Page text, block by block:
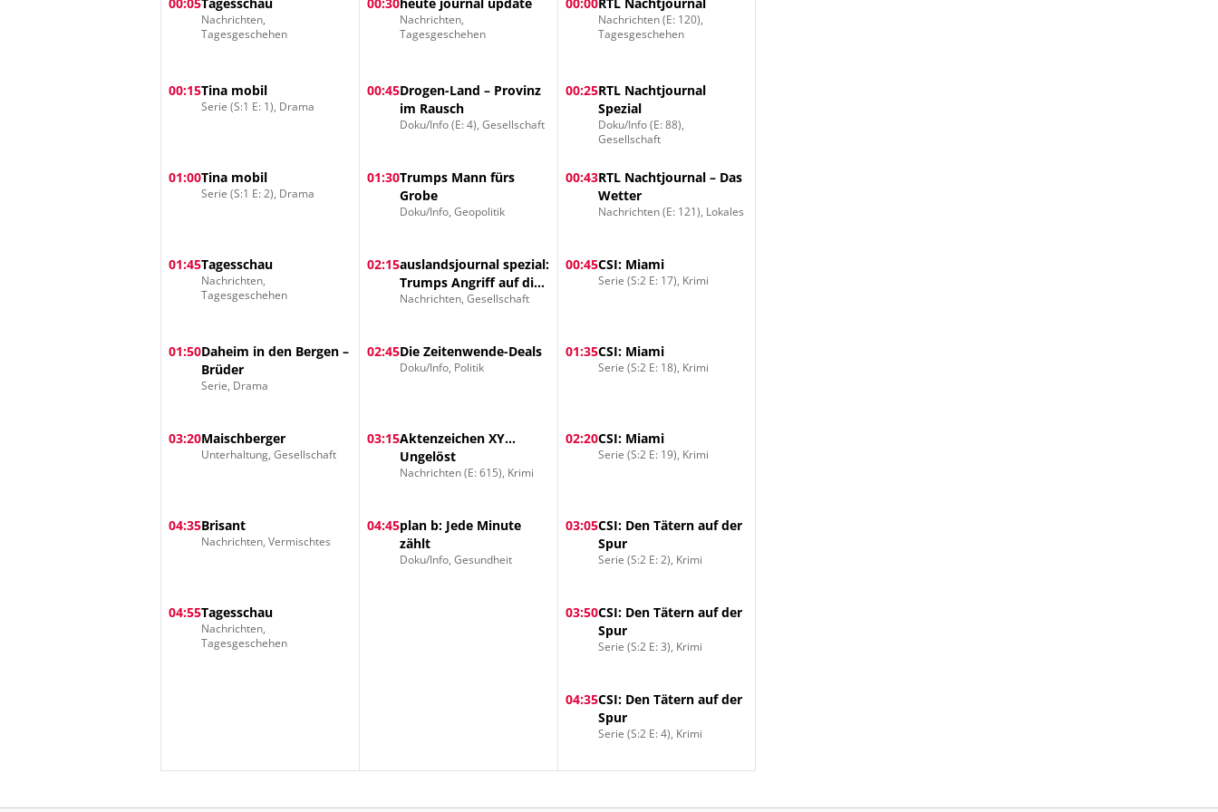
Nachrichten,
Tagesgeschehen
00:15Tina mobil
Serie (S:1 E: 1), Drama
01:00Tina mobil
Serie (S:1 E: 2), Drama
01:45Tagesschau
Nachrichten,
Tagesgeschehen
01:50Daheim in den Bergen –
Brüder
Serie, Drama
03:20Maischberger
Unterhaltung, Gesellschaft
04:35Brisant
Nachrichten, Vermischtes
04:55Tagesschau
Nachrichten,
Tagesgeschehen
Nachrichten,
Tagesgeschehen
00:45Drogen-Land – Provinz
im Rausch
Doku/Info (E: 4), Gesellschaft
01:30Trumps Mann fürs
Grobe
Doku/Info, Geopolitik
02:15auslandsjournal spezial:
Trumps Angriff auf die
Mullahs
Nachrichten, Gesellschaft
02:45Die Zeitenwende-Deals
Doku/Info, Politik
03:15Aktenzeichen XY...
Ungelöst
Nachrichten (E: 615), Krimi
04:45plan b: Jede Minute
zählt
Doku/Info, Gesundheit
Nachrichten (E: 120),
Tagesgeschehen
00:25RTL Nachtjournal
Spezial
Doku/Info (E: 88),
Gesellschaft
00:43RTL Nachtjournal – Das
Wetter
Nachrichten (E: 121), Lokales
00:45CSI: Miami
Serie (S:2 E: 17), Krimi
01:35CSI: Miami
Serie (S:2 E: 18), Krimi
02:20CSI: Miami
Serie (S:2 E: 19), Krimi
03:05CSI: Den Tätern auf der
Spur
Serie (S:2 E: 2), Krimi
03:50CSI: Den Tätern auf der
Spur
Serie (S:2 E: 3), Krimi
04:35CSI: Den Tätern auf der
Spur
Serie (S:2 E: 4), Krimi